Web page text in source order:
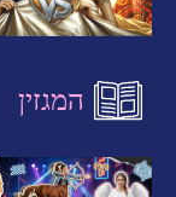
המגזין